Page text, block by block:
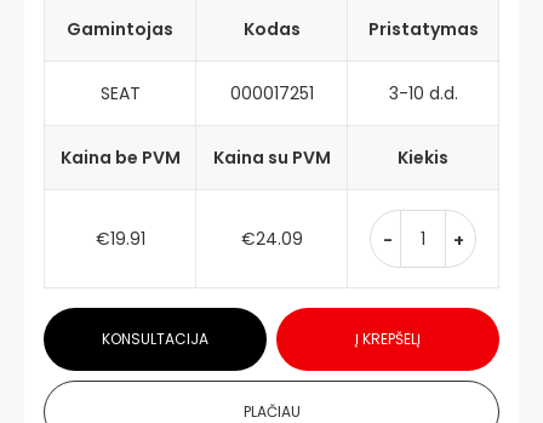
Gamintojas Kodas Pristatymas
SEAT 000017251 3-10 d.d.
Kaina be PVM Kaina su PVM Kiekis
€19.91 €24.09 - +
KONSULTACIJA Į KREPŠELĮ
PLAČIAU